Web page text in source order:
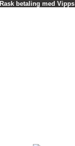
Rask betaling med Vipps